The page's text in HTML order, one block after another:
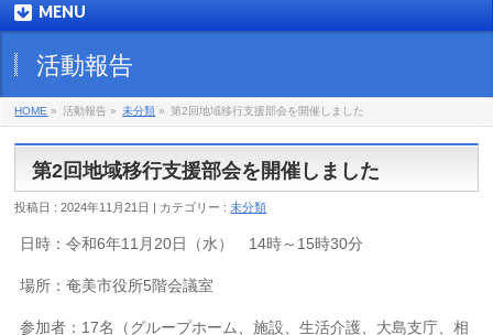
MENU
活動報告
HOME » 活動報告 » 未分類 » 第2回地域移行支援部会を開催しました
第2回地域移行支援部会を開催しました
投稿日 : 2024年11月21日 | カテゴリー :未分類
日時：令和6年11月20日（水） 14時～15時30分
場所：奄美市役所5階会議室
参加者：17名（グループホーム、施設、生活介護、大島支庁、相